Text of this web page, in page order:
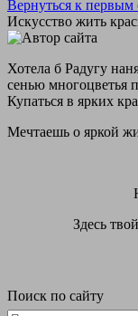
Вернуться к первым
Искусство жить
Хотела б Радугу
сенью многоцветья
Купаться в ярких
Мечтаешь о яркой
Здесь
Поиск по сайту